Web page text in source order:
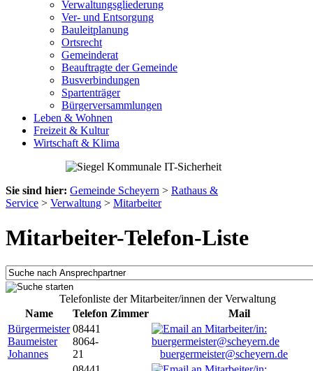
Verwaltungsgliederung
Ver- und Entsorgung
Bauleitplanung
Ortsrecht
Gemeinderat
Beauftragte der Gemeinde
Busverbindungen
Spartenträger
Bürgerversammlungen
Leben & Wohnen
Freizeit & Kultur
Wirtschaft & Klima
Sie sind hier: Gemeinde Scheyern > Rathaus &
Service > Verwaltung > Mitarbeiter
Mitarbeiter-Telefon-Liste
Telefonliste der Mitarbeiter/innen der Verwaltung
Name
Telefon Zimmer
Mail
Bürgermeister
Baumeister
Johannes
08441
8064-
21
buergermeister@scheyern.de